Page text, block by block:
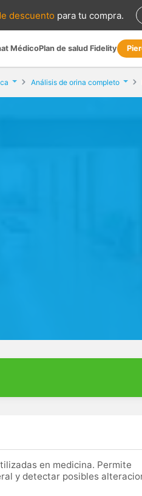
descuento para tu compra.
MédicoPlan de salud Fidelity
Análisis de orina completo
en medicina. Permite
y detectar posibles